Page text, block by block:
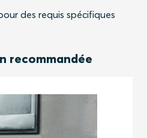
des requis spécifiques
recommandée